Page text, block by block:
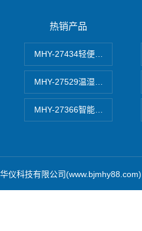
热销产品
MHY-27434轻便式自动水质
MHY-27529温湿度记录仪
MHY-27366智能数字微压计
仪科技有限公司